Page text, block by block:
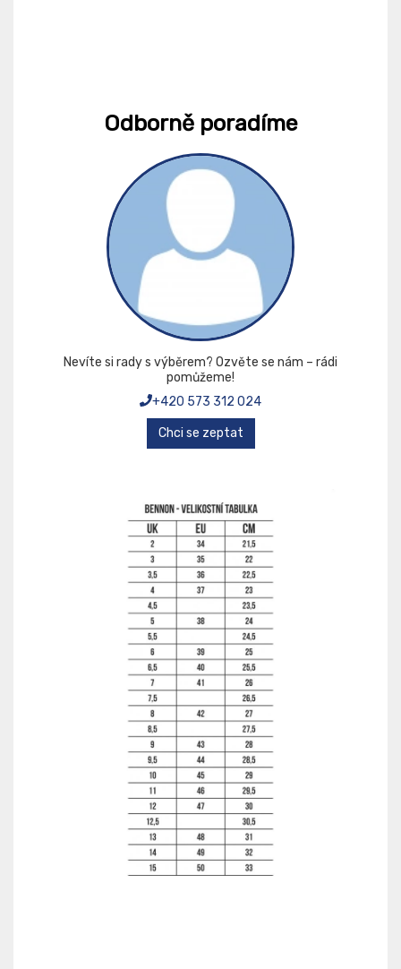
Odborně poradíme
Nevíte si rady s výběrem? Ozvěte se nám – rádi
pomůžeme!
+420 573 312 024
Chci se zeptat